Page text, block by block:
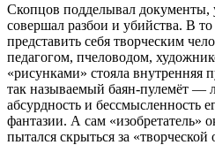
Скопцов подделывал документы,
совершал разбои и убийства. В
представить себя творческим
педагогом, пчеловодом,
«рисунками» стояла внутренняя
так называемый баян-пулемёт —
абсурдность и бессмысленность
фантазии. А сам «изобретатель»
пытался скрыться за «творческой